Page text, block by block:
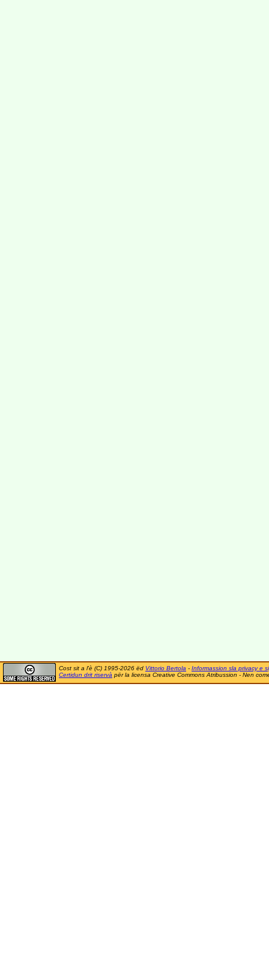
Cost sit a l'è (C) 1995-2026 ëd Vittorio Bertola - Informassion sla privacy e
Certidun drit riservà për la licensa Creative Commons Atribussion - Nen